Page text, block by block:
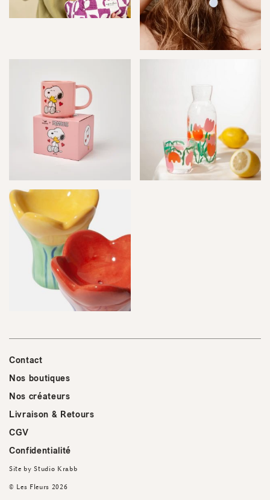
Contact
Nos boutiques
Nos créateurs
Livraison & Retours
CGV
Confidentialité
Site byStudio Krabb
© Les Fleurs 2026